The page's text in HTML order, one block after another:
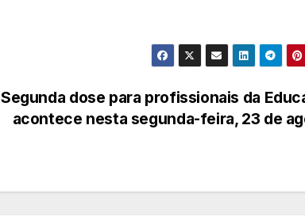
Segunda dose para profissionais da
acontece nesta segunda-feira, 23 de